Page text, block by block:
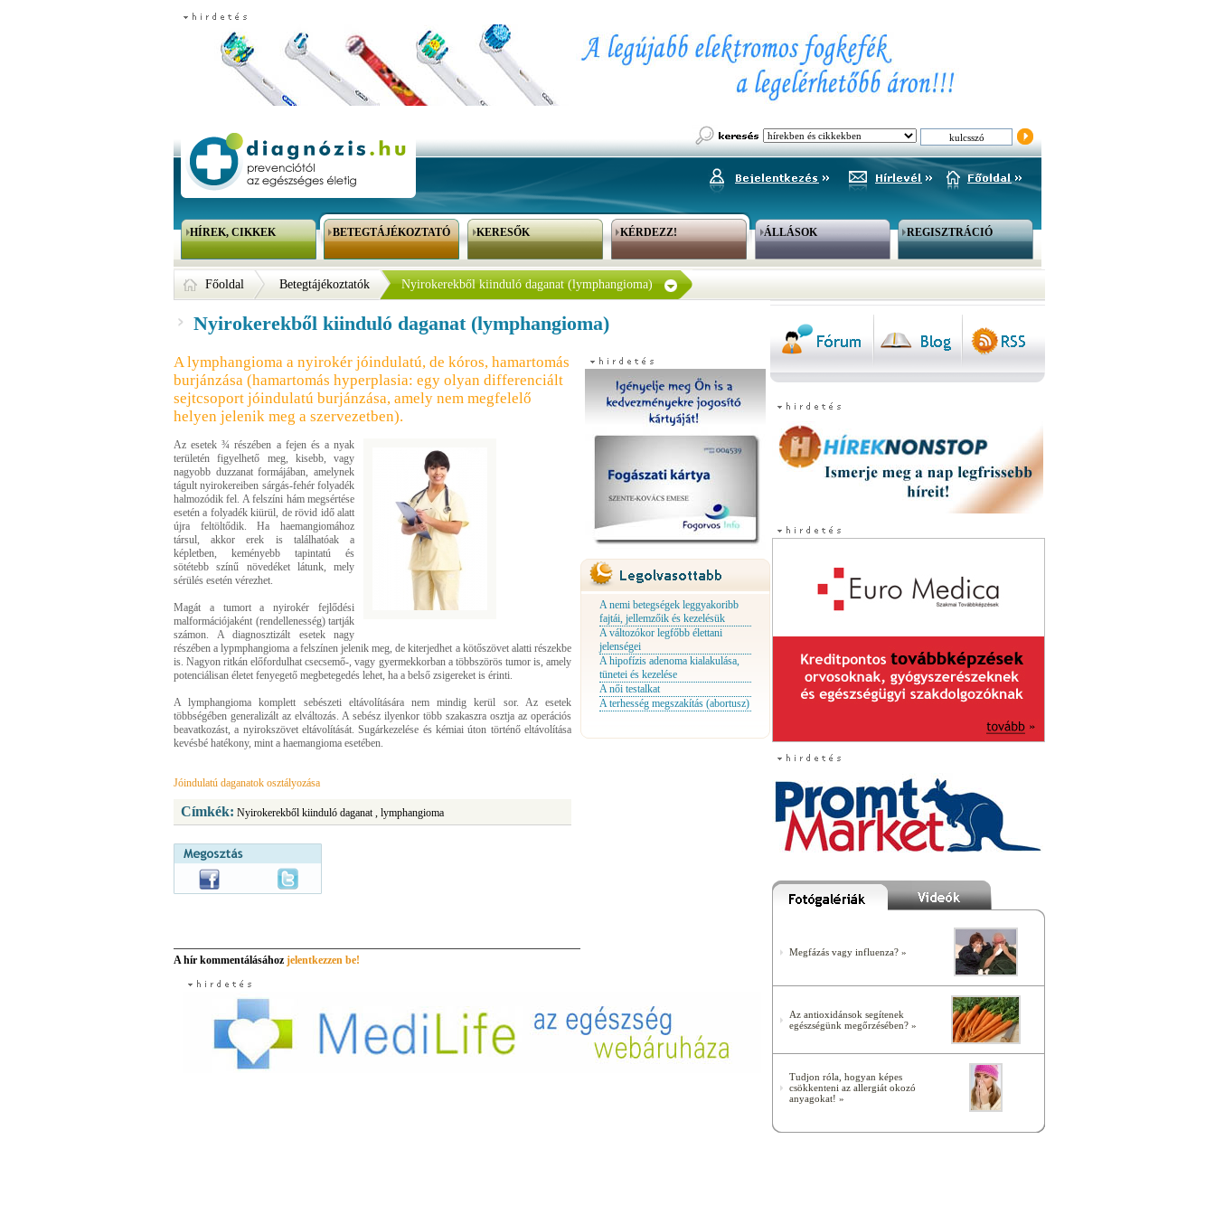
HÍREK, CIKKEK BETEGTÁJÉKOZTATÓ KERESŐK KÉRDEZZ! ÁLLÁSOK REGISZTRÁCIÓ
Főoldal Betegtájékoztatók Nyirokerekből kiinduló daganat (lymphangioma)
Nyirokerekből kiinduló daganat (lymphangioma)
A lymphangioma a nyirokér jóindulatú, de kóros, hamartomás
burjánzása (hamartomás hyperplasia: egy olyan differenciált
sejtcsoport jóindulatú burjánzása, amely nem megfelelő
helyen jelenik meg a szervezetben).
Az esetek ¾ részében a fejen és a nyak
területén figyelhető meg, kisebb, vagy
nagyobb duzzanat formájában, amelynek
tágult nyirokereiben sárgás-fehér folyadék
halmozódik fel. A felszíni hám megsértése
esetén a folyadék kiürül, de rövid idő alatt
újra feltöltődik. Ha haemangiomához
társul, akkor erek is találhatóak a
képletben, keményebb tapintatú és
sötétebb színű növedéket látunk, mely
sérülés esetén vérezhet.
Magát a tumort a nyirokér fejlődési
malformációjaként (rendellenesség) tartják
számon. A diagnosztizált esetek nagy
részében a lypmphangioma a felszínen jelenik meg, de kiterjedhet a kötőszövet alatti részekbe
is. Nagyon ritkán előfordulhat csecsemő-, vagy gyermekkorban a többszörös tumor is, amely
potenciálisan életet fenyegető megbetegedés lehet, ha a belső zsigereket is érinti.
A lymphangioma komplett sebészeti eltávolítására nem mindig kerül sor. Az esetek
többségében generalizált az elváltozás. A sebész ilyenkor több szakaszra osztja az operációs
beavatkozást, a nyirokszövet eltávolítását. Sugárkezelése és kémiai úton történő eltávolítása
kevésbé hatékony, mint a haemangioma esetében.
Jóindulatú daganatok osztályozása
Címkék: Nyirokerekből kiinduló daganat , lymphangioma
A hír kommentálásához jelentkezzen be!
A nemi betegségek leggyakoribb
fajtái, jellemzőik és kezelésük
A változókor legfőbb élettani
jelenségei
A hipofízis adenoma kialakulása,
tünetei és kezelése
A női testalkat
A terhesség megszakítás (abortusz)
Megfázás vagy influenza? »
Az antioxidánsok segítenek
egészségünk megőrzésében? »
Tudjon róla, hogyan képes
csökkenteni az allergiát okozó
anyagokat! »